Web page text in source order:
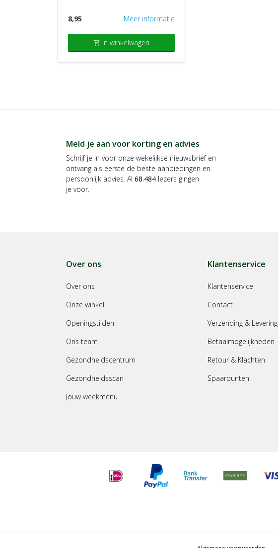
8,95 Meer informatie
shopping_cart In winkelwagen
Meld je aan voor korting en advies
Schrijf je in voor onze wekelijkse nieuwsbrief en
ontvang als eerste de beste aanbiedingen en
persoonlijk advies. Al 68.484 lezers gingen
je voor.
Over ons
Over ons
Onze winkel
Openingstijden
Ons team
Gezondheidscentrum
Gezondheidsscan
Jouw weekmenu
Klantenservice
Klantenservice
Contact
Verzending & Levering
Betaalmogelijkheden
Retour & Klachten
Spaarpunten